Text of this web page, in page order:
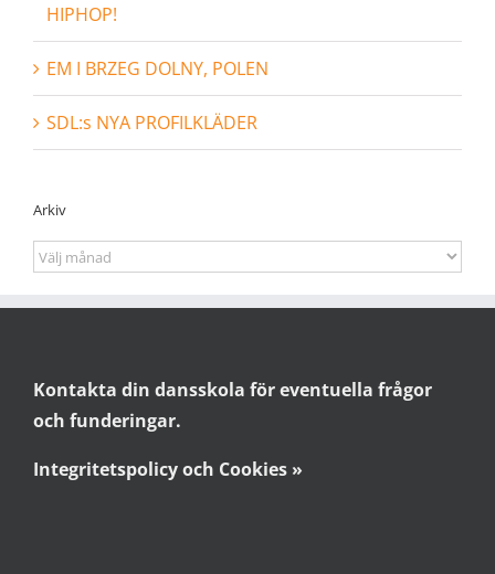
HIPHOP!
EM I BRZEG DOLNY, POLEN
SDL:s NYA PROFILKLÄDER
Arkiv
Arkiv
Kontakta din dansskola för eventuella frågor
och funderingar.
Integritetspolicy och Cookies »